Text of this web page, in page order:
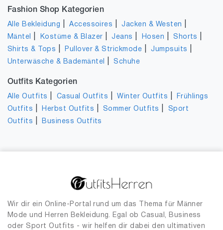
Fashion Shop Kategorien
Alle Bekleidung |Accessoires |Jacken & Westen
Mäntel Kostüme & Blazer |Jeans Hosen |Shorts
Shirts & Tops Pullover & Strickmode |Jumpsuits
Unterwäsche & Bademäntel |Schuhe
Outfits Kategorien
Alle Outfits Casual Outfits |Winter Outfits
Frühlings
Outfits
Herbst Outfits Sommer Outfits
Sport
Outfits
Business Outfits
Wir dir ein Online-Portal rund um das Thema für Männer
Mode und Herren Bekleidung. Egal ob Casual, Business
oder Sport Outfits - wir helfen dir dabei den ultimativen